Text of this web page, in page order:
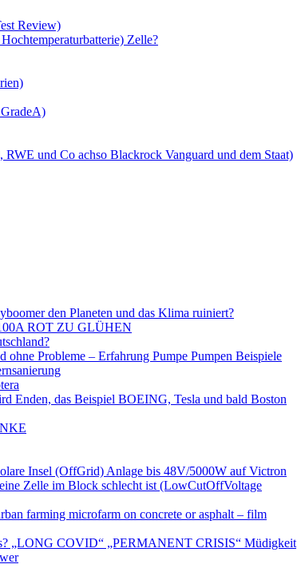
Review)
Zelle?
und Co achso Blackrock Vanguard und dem Staat)
den Planeten und das Klima ruiniert?
ROT ZU GLÜHEN
Probleme – Erfahrung Pumpe Pumpen Beispiele
Enden, das Beispiel BOEING, Tesla und bald Boston
Insel (OffGrid) Anlage bis 48V/5000W auf Victron
Zelle im Block schlecht ist (LowCutOffVoltage
farming microfarm on concrete or asphalt – film
„LONG COVID“ „PERMANENT CRISIS“ Müdigkeit